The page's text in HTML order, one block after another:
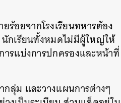
ร้อยจากโรงเรียนทหารต้อง
นักเรียนทั้งหมดไม่มีผู้ใหญ่ให้
รแบ่งการปกครองและหน้าที่
กลุ่ม และวางแผนการต่างๆ